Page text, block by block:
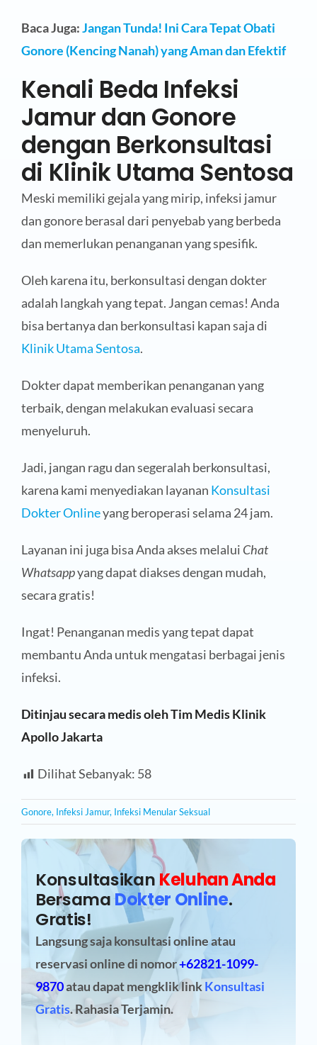
Baca Juga:Jangan Tunda! Ini Cara Tepat Obati
Gonore (Kencing Nanah) yang Aman dan Efektif
Kenali Beda Infeksi
Jamur dan Gonore
dengan Berkonsultasi
di Klinik Utama Sentosa
Meski memiliki gejala yang mirip, infeksi jamur
dan gonore berasal dari penyebab yang berbeda
dan memerlukan penanganan yang spesifik.
Oleh karena itu, berkonsultasi dengan dokter
adalah langkah yang tepat. Jangan cemas! Anda
bisa bertanya dan berkonsultasi kapan saja di
Klinik Utama Sentosa.
Dokter dapat memberikan penanganan yang
terbaik, dengan melakukan evaluasi secara
menyeluruh.
Jadi, jangan ragu dan segeralah berkonsultasi,
karena kami menyediakan layanan Konsultasi
Dokter Onlineyang beroperasi selama 24 jam.
Layanan ini juga bisa Anda akses melalui Chat
Whatsappyang dapat diakses dengan mudah,
secara gratis!
Ingat! Penanganan medis yang tepat dapat
membantu Anda untuk mengatasi berbagai jenis
infeksi.
Ditinjau secara medis oleh Tim Medis Klinik
Apollo Jakarta
Dilihat Sebanyak: 58
Gonore, Infeksi Jamur, Infeksi Menular Seksual
Konsultasikan Keluhan Anda
BersamaDokter Online.
Gratis!
Langsung saja konsultasi online atau
reservasi onlinedi nomor+62821-1099-
9870atau dapat mengklik linkKonsultasi
Gratis. Rahasia Terjamin.